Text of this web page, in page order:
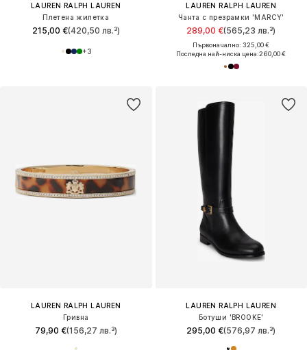
LAUREN RALPH LAUREN
Плетена жилетка
215,00 €(420,50 лв.³)
+3
LAUREN RALPH LAUREN
Чанта с презрамки 'MARCY'
289,00 €(565,23 лв.³)
Първоначално: 325,00 €
Последна най-ниска цена:260,00 €
LAUREN RALPH LAUREN
Гривна
79,90 €(156,27 лв.³)
LAUREN RALPH LAUREN
Ботуши 'BROOKE'
295,00 €(576,97 лв.³)